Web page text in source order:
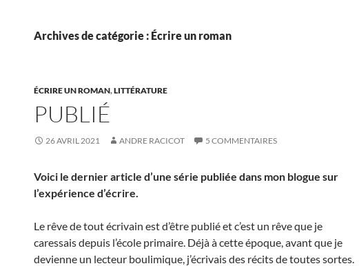
Archives de catégorie : Écrire un roman
ÉCRIRE UN ROMAN,LITTÉRATURE
PUBLIÉ
26 AVRIL 2021 ANDRE RACICOT 5 COMMENTAIRES
Voici le dernier article d’une série publiée dans mon blogue sur
l’expérience d’écrire.
Le rêve de tout écrivain est d’être publié et c’est un rêve que je
caressais depuis l’école primaire. Déjà à cette époque, avant que je
devienne un lecteur boulimique, j’écrivais des récits de toutes sortes.